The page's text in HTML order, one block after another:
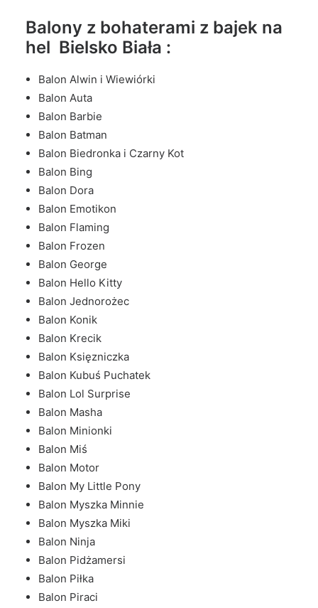
Balony z bohaterami z bajek na
hel Bielsko Biała :
Balon Alwin i Wiewiórki
Balon Auta
Balon Barbie
Balon Batman
Balon Biedronka i Czarny Kot
Balon Bing
Balon Dora
Balon Emotikon
Balon Flaming
Balon Frozen
Balon George
Balon Hello Kitty
Balon Jednorożec
Balon Konik
Balon Krecik
Balon Księzniczka
Balon Kubuś Puchatek
Balon Lol Surprise
Balon Masha
Balon Minionki
Balon Miś
Balon Motor
Balon My Little Pony
Balon Myszka Minnie
Balon Myszka Miki
Balon Ninja
Balon Pidżamersi
Balon Piłka
Balon Piraci